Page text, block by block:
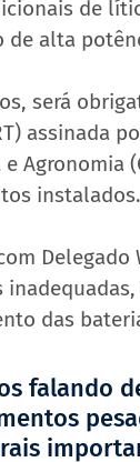
de
de alta
será
assinada
e
instalados.
das
falando